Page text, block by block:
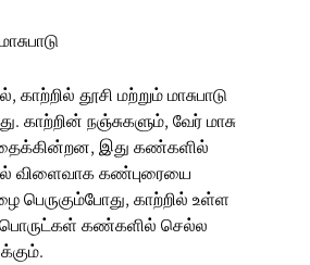
தூசி மற்றும் மாசுபாடு
காற்றின் நஞ்சுகளும், வேர் மாசு
இது கண்களில்
விளைவாக கண்புரையை
பெருகும்போது, காற்றில் உள்ள
பொருட்கள் கண்களில் செல்ல